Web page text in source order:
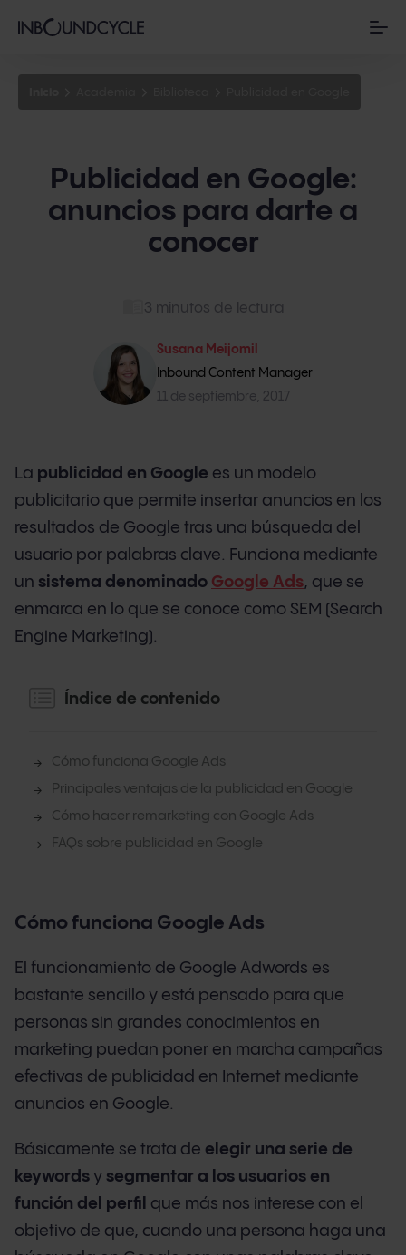
Publicidad en Google:
anuncios para darte a
conocer
3 minutos de lectura
Susana Meijomil
Inbound Content Manager
11 de septiembre, 2017
La publicidad en Google es un modelo
publicitario que permite insertar anuncios en los
resultados de Google tras una búsqueda del
usuario por palabras clave. Funciona mediante
un sistema denominado Google Ads, que se
enmarca en lo que se conoce como SEM (Search
Engine Marketing).
Índice de contenido
Cómo funciona Google Ads
Principales ventajas de la publicidad en Google
Cómo hacer remarketing con Google Ads
FAQs sobre publicidad en Google
Cómo funciona Google Ads
El funcionamiento de Google Adwords es
bastante sencillo y está pensado para que
personas sin grandes conocimientos en
marketing puedan poner en marcha campañas
efectivas de publicidad en Internet mediante
anuncios en Google.
Básicamente se trata de elegir una serie de
keywords y segmentar a los usuarios en
función del perfil que más nos interese con el
objetivo de que, cuando una persona haga una